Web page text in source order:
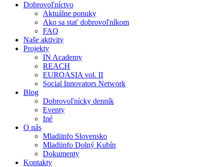
Dobrovoľníctvo
Aktuálne ponuky
Ako sa stať dobrovoľníkom
FAQ
Naše aktivity
Projekty
IN Academy
REACH
EUROASIA vol. II
Social Innovators Network
Blog
Dobrovoľnícky denník
Eventy
Iné
O nás
Mladiinfo Slovensko
Mladiinfo Dolný Kubín
Dokumenty
Kontakty